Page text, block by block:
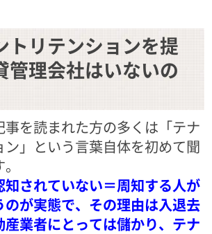
トリテンションを提
管理会社はいないの
事を読まれた方の多くは「テナ
ン」という言葉自体を初めて聞
知されていない＝周知する人が
のが実態で、その理由は入退去
産業者にとっては儲かり、テナ